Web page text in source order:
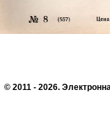
© 2011 - 2026.